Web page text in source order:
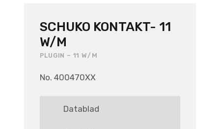
SCHUKO KONTAKT- 11
W/M
PLUGIN – 11 W/M
No. 400470XX
Datablad